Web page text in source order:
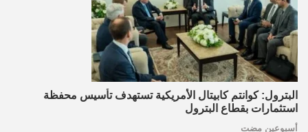
البترول: كوانتم كابيتال الأمريكية تستهدف تأسيس محفظة
استثمارات بقطاع البترول
أسبوعين مضت